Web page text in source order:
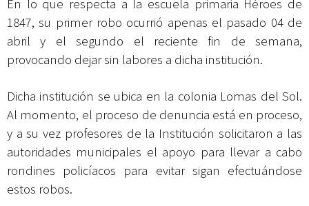
En lo que respecta a la escuela primaria Héroes de
1847, su primer robo ocurrió apenas el pasado 04 de
abril y el segundo el reciente fin de semana,
provocando dejar sin labores a dicha institución.
Dicha institución se ubica en la colonia Lomas del Sol.
Al momento, el proceso de denuncia está en proceso,
y a su vez profesores de la Institución solicitaron a las
autoridades municipales el apoyo para llevar a cabo
rondines policíacos para evitar sigan efectuándose
estos robos.